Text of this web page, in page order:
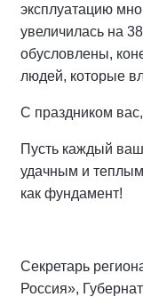
эксплуатацию
увеличилась на
обусловлены,
людей, которые
С праздником
Пусть каждый
удачным и
как фундамент!
Секретарь
Россия»,